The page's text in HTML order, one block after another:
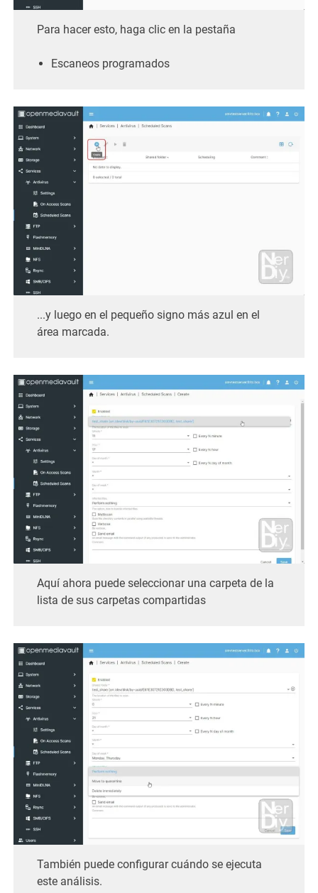
Para hacer esto, haga clic en la pestaña
Escaneos programados
...y luego en el pequeño signo más azul en el
área marcada.
Aquí ahora puede seleccionar una carpeta de la
lista de sus carpetas compartidas
También puede configurar cuándo se ejecuta
este análisis.